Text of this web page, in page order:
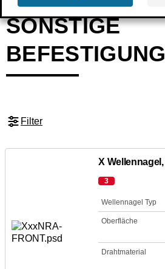
SONSTIGE
Filter
X
3
Wellennagel Typ
Oberfläche
Drahtmaterial